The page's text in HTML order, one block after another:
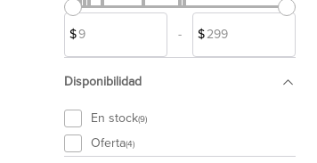
$ - $
Disponibilidad
En stock(9)
Oferta(4)